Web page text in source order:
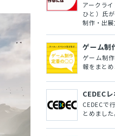
アークラ
ひと）氏
制作・出展
ゲーム
ゲーム制
報をまとめ
CEDEC
CEDECで
とめました